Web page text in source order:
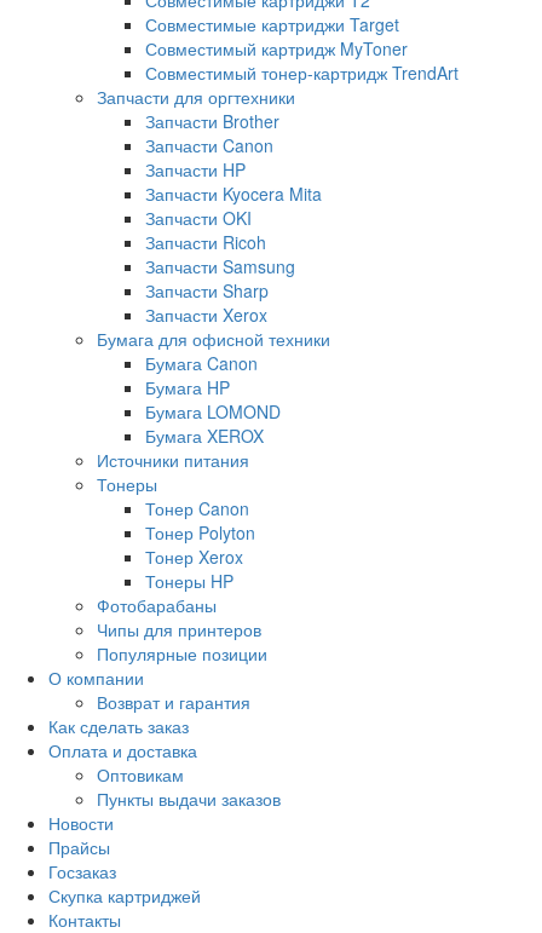
Совместимые картриджи Target
Совместимый картридж MyToner
Совместимый тонер-картридж TrendArt
Запчасти для оргтехники
Запчасти Brother
Запчасти Canon
Запчасти HP
Запчасти Kyocera Mita
Запчасти OKI
Запчасти Ricoh
Запчасти Samsung
Запчасти Sharp
Запчасти Xerox
Бумага для офисной техники
Бумага Canon
Бумага HP
Бумага LOMOND
Бумага XEROX
Источники питания
Тонеры
Тонер Canon
Тонер Polyton
Тонер Xerox
Тонеры HP
Фотобарабаны
Чипы для принтеров
Популярные позиции
О компании
Возврат и гарантия
Как сделать заказ
Оплата и доставка
Оптовикам
Пункты выдачи заказов
Новости
Прайсы
Госзаказ
Скупка картриджей
Контакты